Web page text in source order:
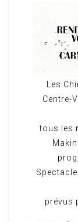
Les
Centre-
tous les
prévus